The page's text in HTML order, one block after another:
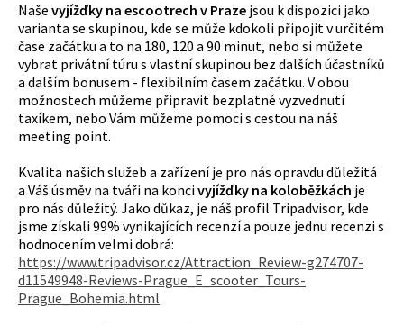
Naše vyjížďky na escootrech v Praze jsou k dispozici jako
varianta se skupinou, kde se může kdokoli připojit v určitém
čase začátku a to na 180, 120 a 90 minut, nebo si můžete
vybrat privátní túru s vlastní skupinou bez dalších účastníků
a dalším bonusem - flexibilním časem začátku. V obou
možnostech můžeme připravit bezplatné vyzvednutí
taxíkem, nebo Vám můžeme pomoci s cestou na náš
meeting point.
Kvalita našich služeb a zařízení je pro nás opravdu důležitá
a Váš úsměv na tváři na koncivyjížďky na koloběžkách je
pro nás důležitý. Jako důkaz, je náš profil Tripadvisor, kde
jsme získali 99% vynikajících recenzí a pouze jednu recenzi s
hodnocením velmi dobrá:
https://www.tripadvisor.cz/Attraction_Review-g274707-
d11549948-Reviews-Prague_E_scooter_Tours-
Prague_Bohemia.html